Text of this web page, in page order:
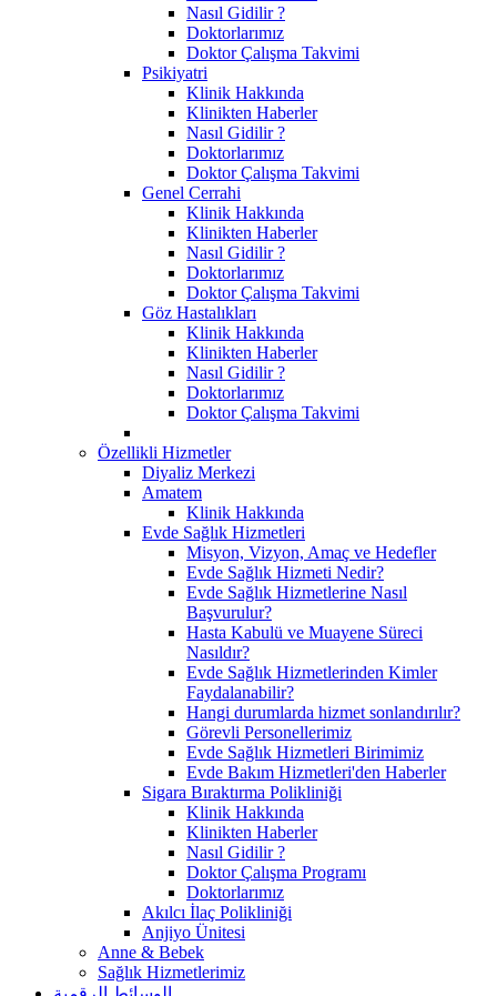
Nasıl Gidilir ?
Doktorlarımız
Doktor Çalışma Takvimi
Psikiyatri
Klinik Hakkında
Klinikten Haberler
Nasıl Gidilir ?
Doktorlarımız
Doktor Çalışma Takvimi
Genel Cerrahi
Klinik Hakkında
Klinikten Haberler
Nasıl Gidilir ?
Doktorlarımız
Doktor Çalışma Takvimi
Göz Hastalıkları
Klinik Hakkında
Klinikten Haberler
Nasıl Gidilir ?
Doktorlarımız
Doktor Çalışma Takvimi
Özellikli Hizmetler
Diyaliz Merkezi
Amatem
Klinik Hakkında
Evde Sağlık Hizmetleri
Misyon, Vizyon, Amaç ve Hedefler
Evde Sağlık Hizmeti Nedir?
Evde Sağlık Hizmetlerine Nasıl
Başvurulur?
Hasta Kabulü ve Muayene Süreci
Nasıldır?
Evde Sağlık Hizmetlerinden Kimler
Faydalanabilir?
Hangi durumlarda hizmet sonlandırılır?
Görevli Personellerimiz
Evde Sağlık Hizmetleri Birimimiz
Evde Bakım Hizmetleri'den Haberler
Sigara Bıraktırma Polikliniği
Klinik Hakkında
Klinikten Haberler
Nasıl Gidilir ?
Doktor Çalışma Programı
Doktorlarımız
Akılcı İlaç Polikliniği
Anjiyo Ünitesi
Anne & Bebek
Sağlık Hizmetlerimiz